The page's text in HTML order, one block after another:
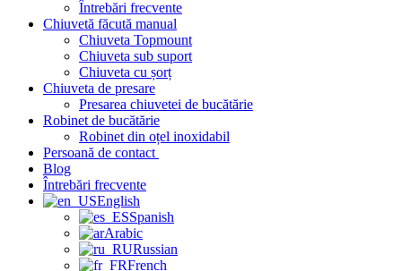
Întrebări frecvente
Chiuvetă făcută manual
Chiuveta Topmount
Chiuveta sub suport
Chiuveta cu șorț
Chiuveta de presare
Presarea chiuvetei de bucătărie
Robinet de bucătărie
Robinet din oțel inoxidabil
Persoană de contact
Blog
Întrebări frecvente
English
Spanish
Arabic
Russian
French